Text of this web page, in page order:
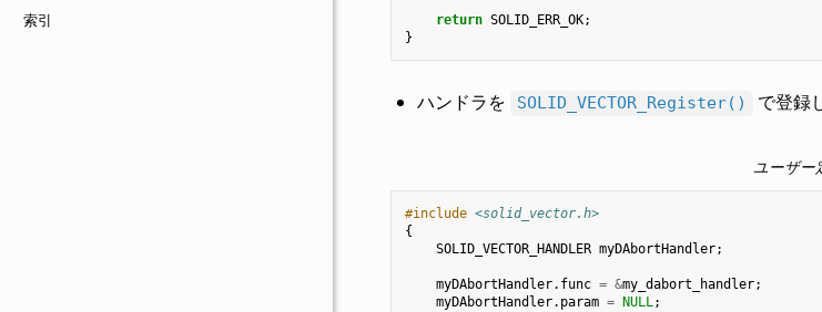
索引
return SOLID_ERR_OK;
}
ハンドラを SOLID_VECTOR_Register() で登録
ユーザー
#include <solid_vector.h>
{
SOLID_VECTOR_HANDLER myDAbortHandler;
myDAbortHandler. func = &my_dabort_handler;
myDAbortHandler. param = NULL;